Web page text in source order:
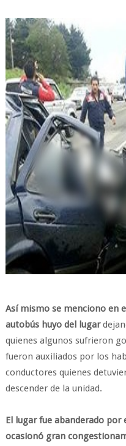
Así mismo se menciono en
autobús huyo del lugar
quienes algunos sufrieron
fueron auxiliados por los
conductores quienes
descender de la unidad.
El lugar fue abanderado
ocasionó gran